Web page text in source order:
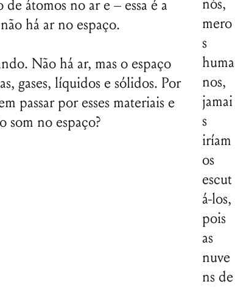
átomos no ar e – essa é a
há ar no espaço.
Não há ar, mas o espaço
gases, líquidos e sólidos. Por
passar por esses materiais e
som no espaço?
nós,
mero
s
huma
nos,
jamai
s
iríam
os
escut
á-los,
pois
as
nuve
ns de